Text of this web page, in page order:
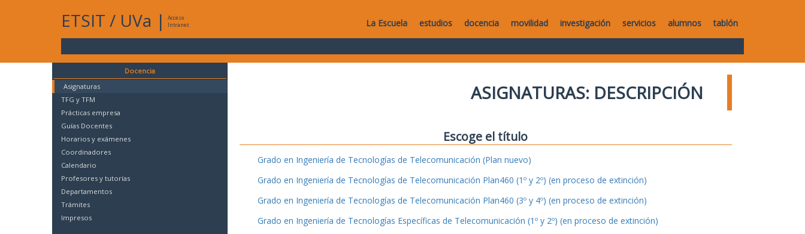
ETSIT / UVa |
Acceso
Intranet
La Escuela estudios docencia movilidad investigación servicios alumnos tablón
Docencia
Asignaturas
TFG y TFM
Prácticas empresa
Guías Docentes
Horarios y exámenes
Coordinadores
Calendario
Profesores y tutorías
Departamentos
Trámites
Impresos
ASIGNATURAS: DESCRIPCIÓN
Escoge el título
Grado en Ingeniería de Tecnologías de Telecomunicación (Plan nuevo)
Grado en Ingeniería de Tecnologías de Telecomunicación Plan460 (1º y 2º) (en proceso de extinción)
Grado en Ingeniería de Tecnologías de Telecomunicación Plan460 (3º y 4º) (en proceso de extinción)
Grado en Ingeniería de Tecnologías Específicas de Telecomunicación (1º y 2º) (en proceso de extinción)